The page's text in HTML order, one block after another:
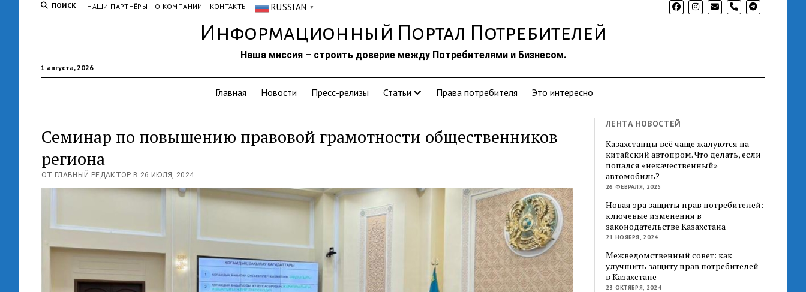
ПОИСК НАШИ ПАРТНЁРЫ О КОМПАНИИ КОНТАКТЫ RUSSIAN ▼ phone
Информационный Портал Потребителей
1 августа, 2026
Наша миссия – строить доверие между Потребителями и Бизнесом.
Главная Новости Пресс-релизы Статьи Права потребителя Это интересно
Семинар по повышению правовой грамотности общественников
региона
ОТ ГЛАВНЫЙ РЕДАКТОР В 26 ИЮЛЯ, 2024
ЛЕНТА НОВОСТЕЙ
Казахстанцы всё чаще жалуются на
китайский автопром. Что делать, если
попался «некачественный»
автомобиль?
26 ФЕВРАЛЯ, 2025
Новая эра защиты прав потребителей:
ключевые изменения в
законодательстве Казахстана
21 НОЯБРЯ, 2024
Межведомственный совет: как
улучшить защиту прав потребителей
в Казахстане
23 ОКТЯБРЯ, 2024